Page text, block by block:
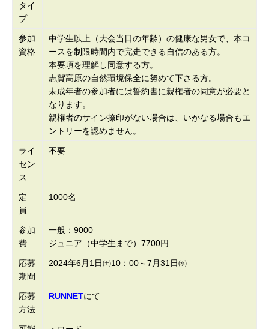
タイ
プ
参加
資格
中学生以上（大会当日の年齢）の健康な男女で、本コ
ースを制限時間内で完走できる自信のある方。
本要項を理解し同意する方。
志賀高原の自然環境保全に努めて下さる方。
未成年者の参加者には誓約書に親権者の同意が必要と
なります。
親権者のサイン捺印がない場合は、いかなる場合もエ
ントリーを認めません。
ライ
セン
ス
不要
定
員
1000名
参加
費
一般：9000
ジュニア（中学生まで）7700円
応募
期間
2024年6月1日㈯10：00～7月31日㈬
応募
方法
RUNNETにて